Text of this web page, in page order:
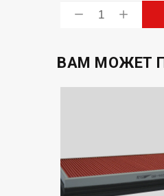
ВАМ МОЖЕТ